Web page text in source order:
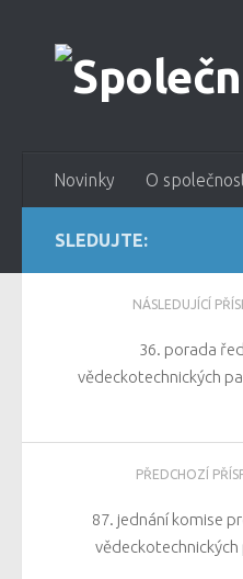
Novinky O
SLEDUJTE:
NÁSLEDUJÍCÍ
36. porada
vědeckotechnických
PŘEDCHOZÍ
87. jednání komise
vědeckotechnických